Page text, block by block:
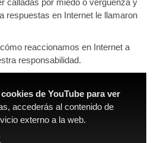
calladas por miedo o vergüenza y
respuestas en Internet le llamaron
reaccionamos en Internet a
responsabilidad.
de YouTube para ver
accederás al contenido de
externo a la web.